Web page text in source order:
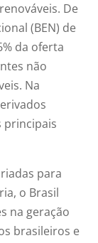
De
(BEN) de
da oferta
não
Na
principais
para
o Brasil
na geração
brasileiros e